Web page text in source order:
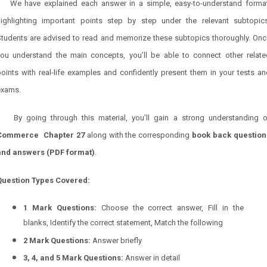
We have explained each answer in a simple, easy-to-understand
important points step by step under the relevant
are advised to read and memorize these subtopics thoroughly.
understand the main concepts, you’ll be able to connect other
with real-life examples and confidently present them in your tests
By going through this material, you’ll gain a strong understanding
Chapter 27along with the corresponding book back
answers (PDF format).
Types Covered:
1 Mark Questions: Choose the correct answer, Fill in the
blanks, Identify the correct statement, Match the following
2 Mark Questions: Answer briefly
3, 4, and 5 Mark Questions: Answer in detail